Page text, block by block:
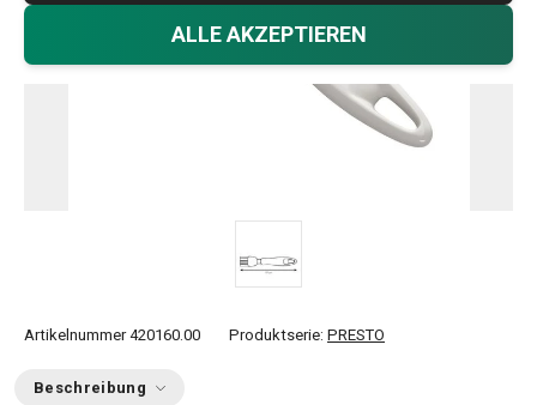
ALLE AKZEPTIEREN
Artikelnummer 420160.00 Produktserie: PRESTO
Beschreibung